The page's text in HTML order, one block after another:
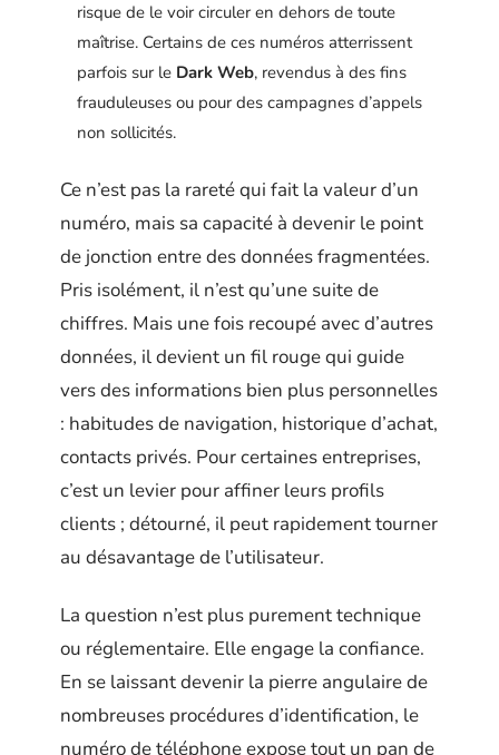
risque de le voir circuler en dehors de toute
maîtrise. Certains de ces numéros atterrissent
parfois sur le Dark Web, revendus à des fins
frauduleuses ou pour des campagnes d’appels
non sollicités.
Ce n’est pas la rareté qui fait la valeur d’un
numéro, mais sa capacité à devenir le point
de jonction entre des données fragmentées.
Pris isolément, il n’est qu’une suite de
chiffres. Mais une fois recoupé avec d’autres
données, il devient un fil rouge qui guide
vers des informations bien plus personnelles
: habitudes de navigation, historique d’achat,
contacts privés. Pour certaines entreprises,
c’est un levier pour affiner leurs profils
clients ; détourné, il peut rapidement tourner
au désavantage de l’utilisateur.
La question n’est plus purement technique
ou réglementaire. Elle engage la confiance.
En se laissant devenir la pierre angulaire de
nombreuses procédures d’identification, le
numéro de téléphone expose tout un pan de